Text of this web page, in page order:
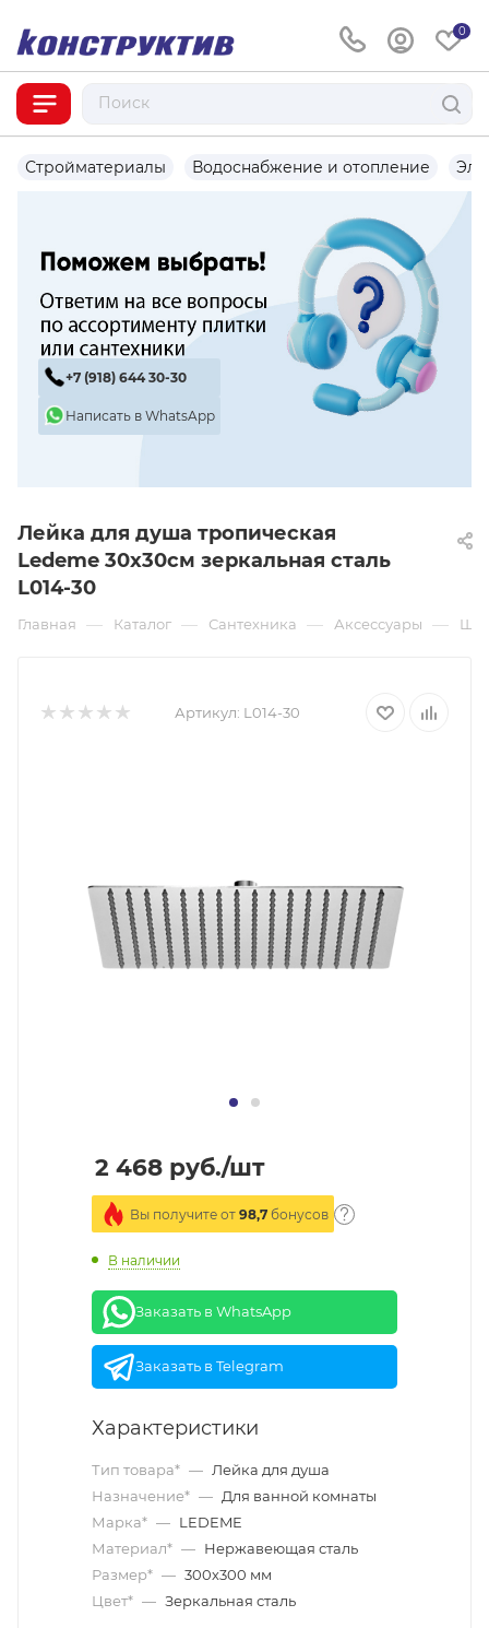
0
Стройматериалы Водоснабжение и отопление
+7 (918) 644 30-30
Написать в WhatsApp
Лейка для душа тропическая
Ledeme 30х30см зеркальная сталь
L014-30
Главная — Каталог — Сантехника — Аксессуары —
Артикул: L014-30
2 468 руб./шт
Вы получите от 98,7 бонусов
В наличии
Заказать в WhatsApp
Заказать в Telegram
Характеристики
Тип товара* — Лейка для душа
Назначение* — Для ванной комнаты
Марка* — LEDEME
Материал* — Нержавеющая сталь
Размер* — 300х300 мм
Цвет* — Зеркальная сталь